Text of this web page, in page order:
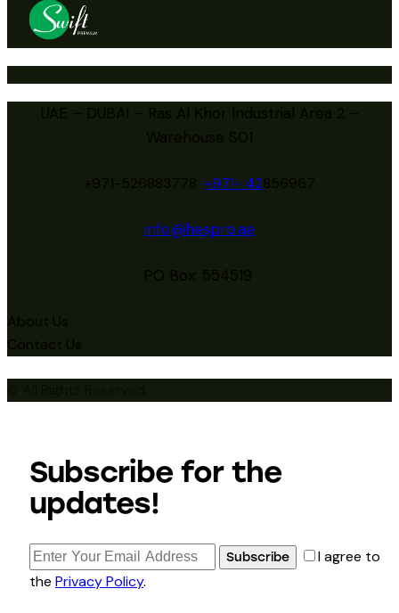
UAE – DUBAI – Ras Al Khor Industrial Area 2 –
Warehouse S01
+971-526883778 +971- 42856967
info@hespro.ae
PO Box: 554519
About Us
Contact Us
Subscribe for the
updates!
Subscribe
I agree to
the Privacy Policy.